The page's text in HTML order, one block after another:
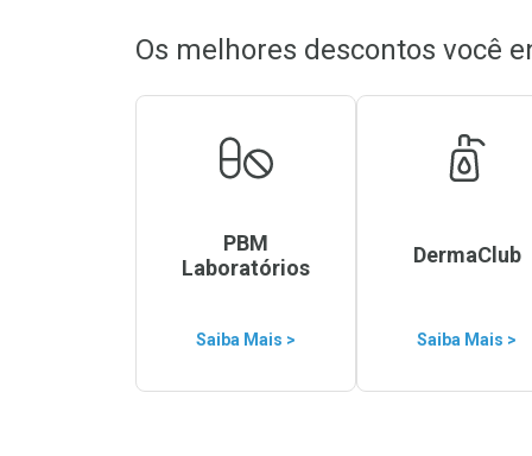
Os melhores descontos você
PBM
Laboratórios
Saiba Mais >
DermaClub
Saiba Mais >